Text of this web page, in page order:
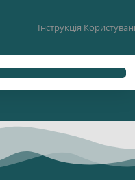
Інструкція